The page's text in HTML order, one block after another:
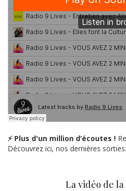
⚡ Plus d'un million d’écoutes !
Découvrez ici, nos dernières sorties.
La vidéo de